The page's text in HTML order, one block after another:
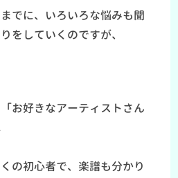
でに、いろいろな悩みも聞
をしていくのですが、
お好きなアーティストさん
の初心者で、楽譜も分かり